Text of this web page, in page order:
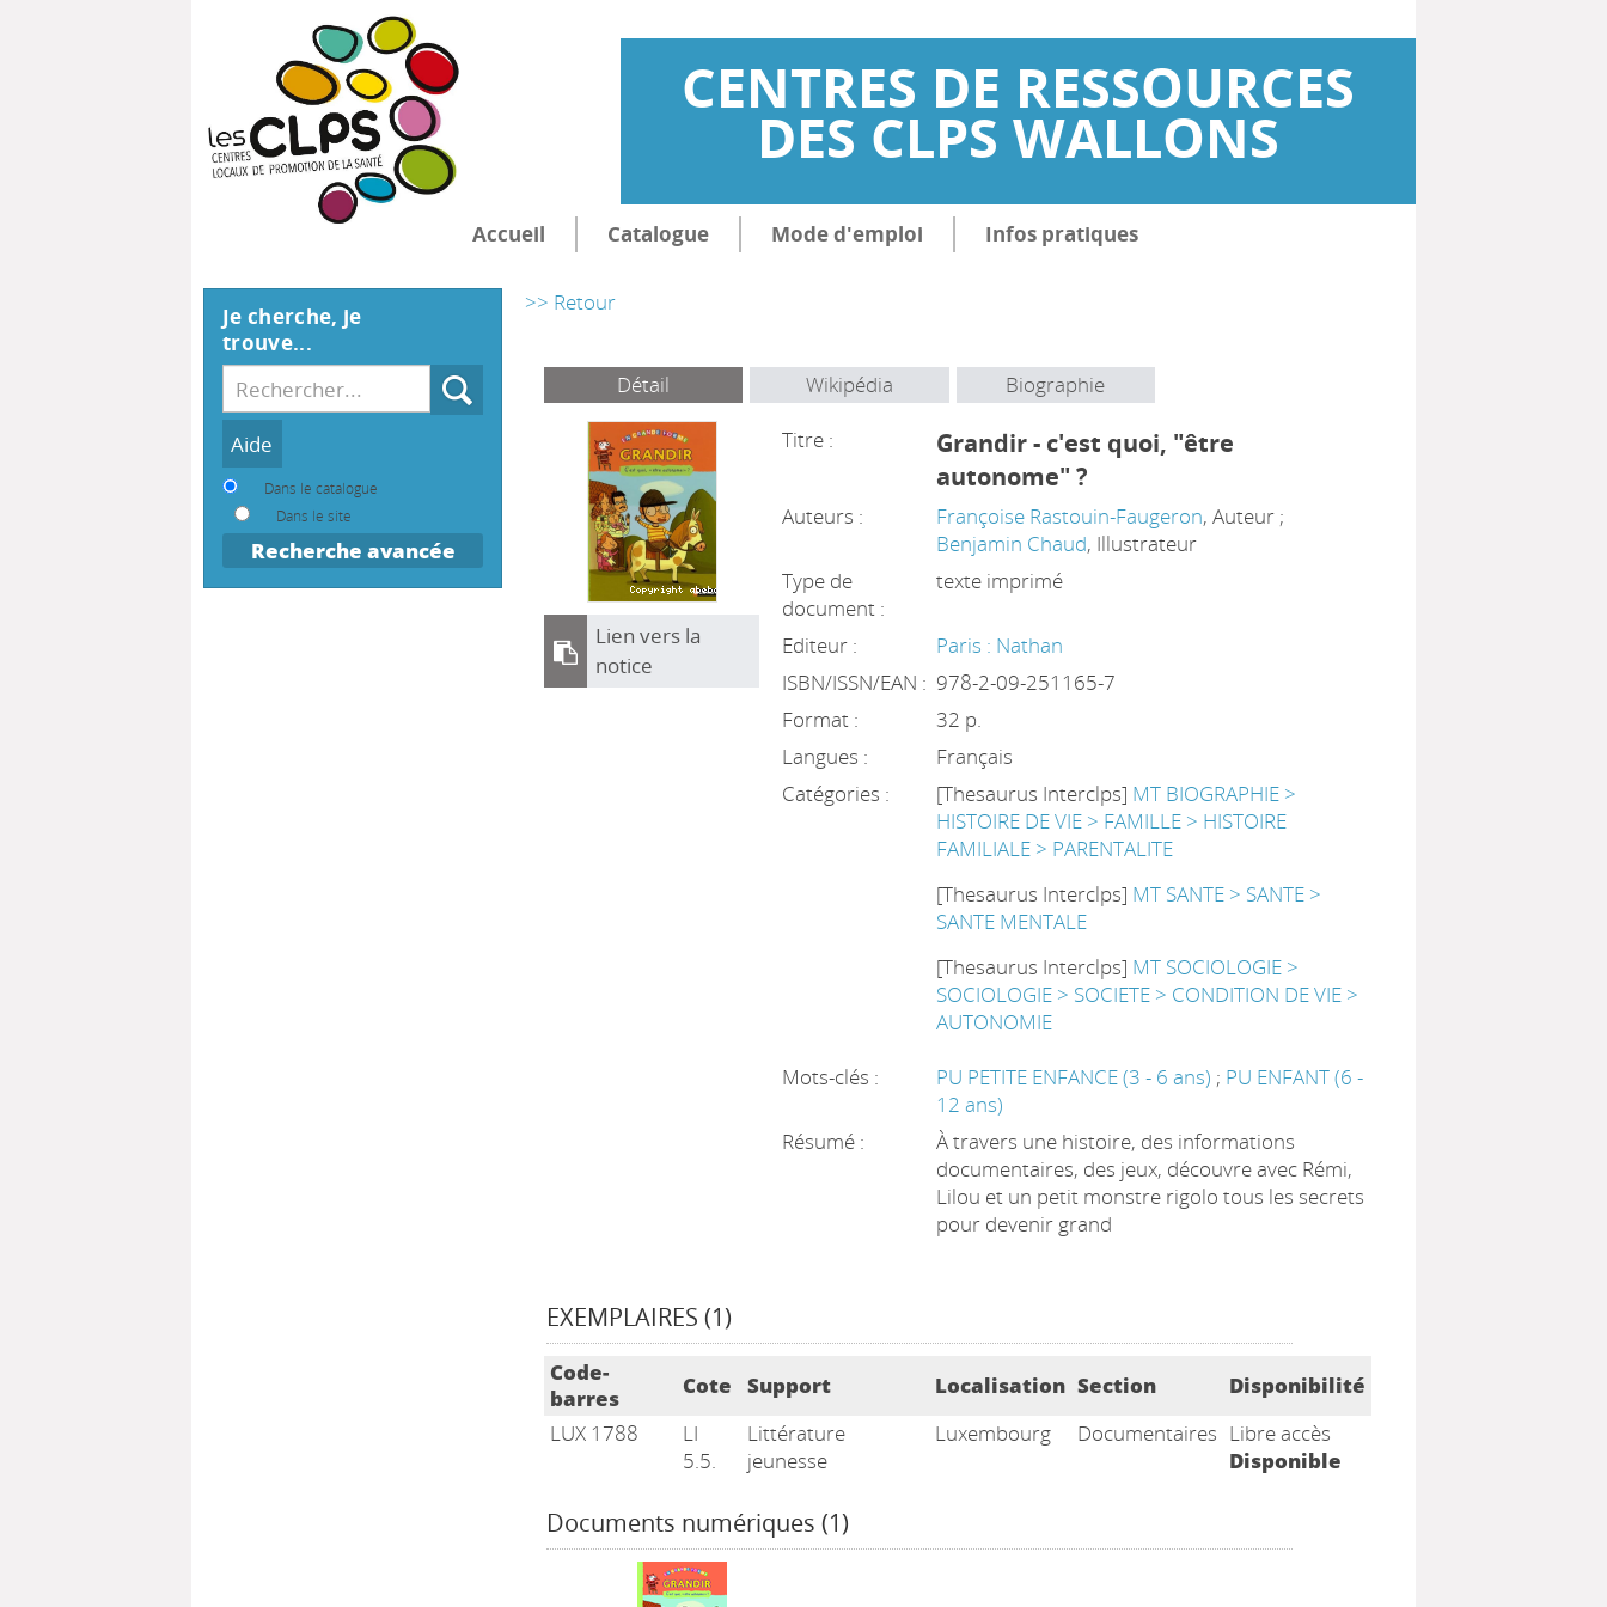
CENTRES DE RESSOURCES
DES CLPS WALLONS
Accueil Catalogue Mode d'emploi Infos pratiques
>> Retour
Détail Wikipédia Biographie
Lien vers la
notice
Titre :
Grandir - c'est quoi, "être
autonome" ?
Auteurs : Françoise Rastouin-Faugeron, Auteur ;
Benjamin Chaud, Illustrateur
Type de
document :
texte imprimé
Editeur :
Paris : Nathan
ISBN/ISSN/EAN : 978-2-09-251165-7
Format :
32 p.
Langues :
Français
Catégories :
[Thesaurus Interclps] MT BIOGRAPHIE >
HISTOIRE DE VIE > FAMILLE > HISTOIRE
FAMILIALE > PARENTALITE
[Thesaurus Interclps] MT SANTE > SANTE >
SANTE MENTALE
[Thesaurus Interclps] MT SOCIOLOGIE >
SOCIOLOGIE > SOCIETE > CONDITION DE VIE >
AUTONOMIE
Mots-clés :
PU PETITE ENFANCE (3 - 6 ans) ; PU ENFANT (6 -
12 ans)
Résumé :
À travers une histoire, des informations
documentaires, des jeux, découvre avec Rémi,
Lilou et un petit monstre rigolo tous les secrets
pour devenir grand
EXEMPLAIRES (1)
Liste des exemplaires
Code-
barres
Cote Support Localisation Section
Disponibilité
LUX 1788
LI
5.5.
Littérature
jeunesse
Luxembourg Documentaires Libre accès
Disponible
Documents numériques (1)
Je cherche, je
trouve...
Recherche
Dans le catalogue
Dans le site
Recherche avancée